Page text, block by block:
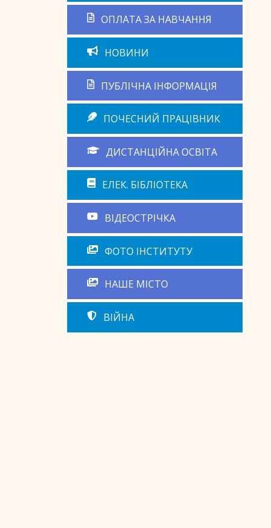
ОПЛАТА ЗА НАВЧАННЯ
НОВИНИ
ПУБЛІЧНА ІНФОРМАЦІЯ
ПОЧЕСНИЙ ПРАЦІВНИК
ДИСТАНЦІЙНА ОСВІТА
ЕЛЕК. БІБЛІОТЕКА
ВІДЕОСТРІЧКА
ФОТО ІНСТИТУТУ
НАШЕ МІСТО
ВІЙНА